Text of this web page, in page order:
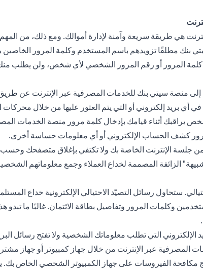
هي طريقة سريعة وآمنة لإدارة أموالك. ومع ذلك، من المهم
بنك مطلقًا تزويدهم باسم المستخدم وكلمة المرور الخاصين
كلمة المرور أو رقم المرور الشخصي لأي شخص، ولن يطلب
منصة سيتي بنك للخدمات المصرفية عبر الإنترنت عن طريق
في أي بريد إلكتروني أو التي يتم العثور عليها من خلال
يراقبك أثناء قيامك بإدخال كلمة مرور منصة الخدمات
كشف الحساب الإلكتروني أو أي معلومات حساسة أخرى.
جلسة الإنترنت الخاصة بك ولا تكتفي بإغلاق متصفحك
الزائفة المصممة لخداع العملاء وجمع معلوماتهم
ستحاول رسائل التصيّد الاحتيالي الإلكترونية خداع
وكلمات المرور وتفاصيل بطاقة الائتمان. غالبًا ما
الإلكتروني التي تطلب معلوماتك الشخصية ولا تفتح رسائل
المصرفية عبر الإنترنت من خلال جهاز كمبيوتر أو جهاز
مكافحة الفيروسات على جهاز الكمبيوتر الشخصي الخاص بك.